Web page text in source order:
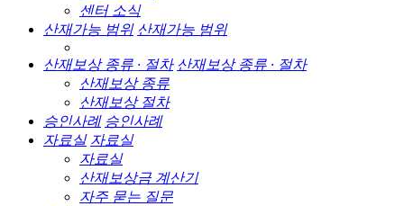
센터 소식
산재가능 범위 산재가능 범위
산재보상 종류 · 절차 산재보상 종류 · 절차
산재보상 종류
산재보상 절차
승인사례 승인사례
자료실 자료실
자료실
산재보상금 계산기
자주 묻는 질문